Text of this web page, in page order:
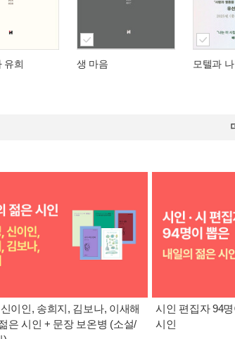
유희 생 마음 모텔과
이인, 송희지, 김보나, 이새해
은 시인 + 문장 보온병 (소설/
시인 편집자 94
시인